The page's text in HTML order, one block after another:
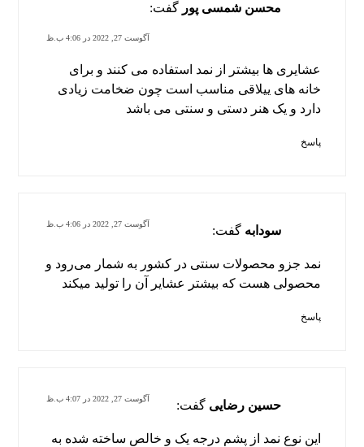
محسن شمسی پور گفت:
آگوست 27, 2022 در 4:06 ب.ظ
عشایری ها بیشتر از نمد استفاده می کنند و برای
خانه های ییلاقی مناسب است چون ضخامت زیادی
دارد و یک هنر دستی و سنتی می باشد
پاسخ
سودابه گفت: آگوست 27, 2022 در 4:06 ب.ظ
نمد جزو محصولات سنتی در کشور به شمار می‌رود و
محصولی هست که بیشتر عشایر آن را تولید میکند
پاسخ
حسین رضایی گفت: آگوست 27, 2022 در 4:07 ب.ظ
این نوع نمد از پشم درجه یک و خالص ساخته شده به